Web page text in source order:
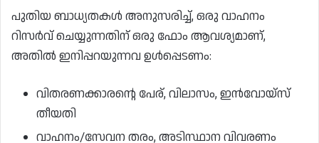
പുതിയ ബാധ്യതകൾ അനുസരിച്ച്, ഒരു വാഹനം
റിസർവ് ചെയ്യുന്നതിന് ഒരു ഫോം ആവശ്യമാണ്,
അതിൽ ഇനിപ്പറയുന്നവ ഉൾപ്പെടണം:
വിതരണക്കാരന്റെ പേര്, വിലാസം, ഇൻവോയ്സ്
തീയതി
വാഹനം/സേവന തരം, അടിസ്ഥാന വിവരണം